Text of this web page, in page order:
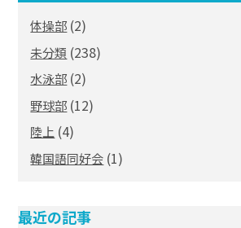
体操部 (2)
未分類 (238)
水泳部 (2)
野球部 (12)
陸上 (4)
韓国語同好会 (1)
最近の記事